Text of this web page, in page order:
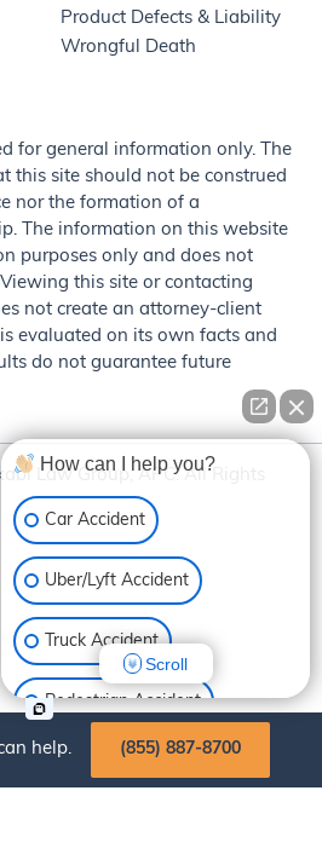
help. (855) 887-8700
Product Defects & Liability
Wrongful Death
for general information only. The
this site should not be construed
nor the formation of a
The information on this website
purposes only and does not
this site or contacting
not create an attorney-client
evaluated on its own facts and
do not guarantee future
Law Group, APC. All Rights
How can I help you?
Car Accident
Uber/Lyft Accident
Truck Accident
Pedestrian Accident
Motorcycle Accident
Scroll